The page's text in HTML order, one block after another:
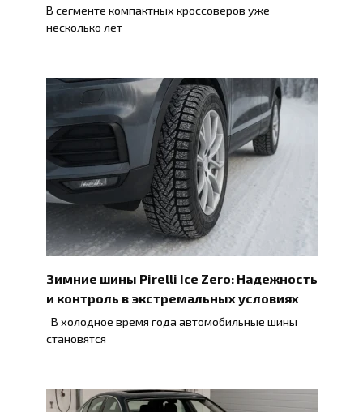
В сегменте компактных кроссоверов уже
несколько лет
Зимние шины Pirelli Ice Zero: Надежность
и контроль в экстремальных условиях
В холодное время года автомобильные шины
становятся